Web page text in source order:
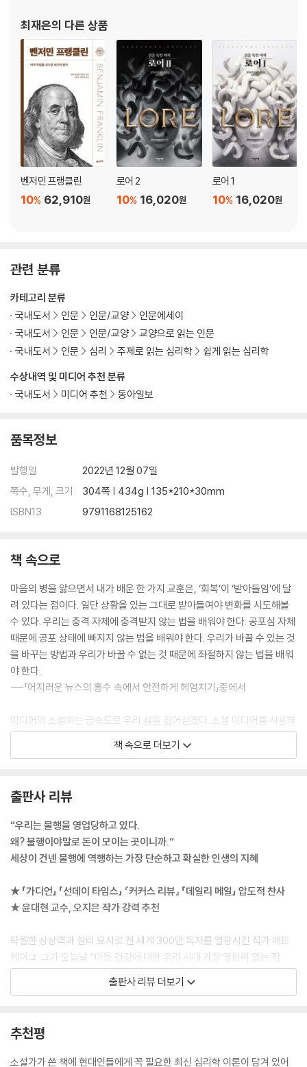
온라인 광기 속에서 제정신을 유지하는 법
끝없는 공포에 접속된 사람들
그럼에도 우리는 인간이어야 한다
SNS 유저들의 SNS에 대한 생각
빛의 포로
인간답게 작동하는 인간이 되기 위하여
주머니 속의 애물단지
잘 고독해진다는 것
5. 지금 우리에게 가장 필요한 진보 · 변화의 시작
어떤 미래를 선택할 것인가
시간을 당신 것으로 만들어라
자연으로 돌아가라
행복을 되찾기 위한 십계명
6. 당신은 이미 완벽히 아름다운 행성이다 · 희망과 자존
당신의 노래를 기억하라
오직 인간으로만 존재하는 하루
우리는 완성된 채로 세상에 나왔다
새로운 삶을 위해 명심해야 할 것
나 자신에게 만족하는 연습
다시, 나의 삶을 살러
최재은의 다른 상품
벤저민 프랭클린
62,910원
10%
로어 2
16,020원
10%
로어 1
16,020원
10%
관련 분류
수상내역 및 미디어 추천 분류
국내도서
미디어 추천 동아일보
카테고리 분류
국내도서
인문 인문/교양
인문에세이
국내도서
인문 인문/교양
교양으로 읽는 인문
국내도서
인문 심리 주제로 읽는 심리학 쉽게 읽는 심리학
품목정보
발행일
2022년 12월 07일
쪽수, 무게, 크기
304쪽 | 434g | 135*210*30mm
ISBN13
9791168125162
책 속으로
마음의 병을 앓으면서 내가 배운 한 가지 교훈은, ‘회복’이 ‘받아들임’에 달
려 있다는 점이다. 일단 상황을 있는 그대로 받아들여야 변화를 시도해볼
수 있다. 우리는 충격 자체에 충격받지 않는 법을 배워야 한다. 공포심 자체
때문에 공포 상태에 빠지지 않는 법을 배워야 한다. 우리가 바꿀 수 있는 것
을 바꾸는 방법과 우리가 바꿀 수 없는 것 때문에 좌절하지 않는 법을 배워
야 한다.
---「어지러운 뉴스의 홍수 속에서 안전하게 헤엄치기」중에서
미디어의 소셜화는 급속도로 우리 삶을 집어삼켰다. 소셜 미디어를 사용하
는 사람에겐 페이스북이나 트위터, 인스타그램에 올리는 콘텐츠들이 자신
을 표현하는 잡지나 마찬가지다. 그게 과연 건강한 활동일까? 소셜 미디어
는 심각한 문제도 많다. 마치 감자가 감자칩 행세를 하듯 우리도 끊임없이
자신을 포장된 상태로 전시해야 한다면, 나를 제외한 모두가 최고로 멋져
보이고 신나게 사는 모습을 끊임없이 보고 있어야 한다면 심리적으로 불편
할 수밖에 없다.
삶을 제대로 만끽하고 싶다면, 우리가 앞으로도 절대 읽거나 시청하지 못
할 것들, 말이나 행동으로 할 수 없는 것들은 이제 그만 생각하자. 지금부터
는 어떻게 하면 우리의 한계 안에서 이 세상을 경험하고 즐길 수 있을지에
대한 고민을 시작해야 한다. 어떻게 하면 인간다운 차원에서 살 수 있을지,
어떻게 하면 내가 할 수 없는 수백만 가지 대신할 수 있는 소수의 일에 힘을
쏟고, 세상에 내가 한 명 더 있으면 좋겠다는 바람을 품지 않고, 좀 더 소소
한 과제를 탐색하고, 위풍당당한 독립적 존재가 될 수 있을지, 세상에 하나
---「지금 세상은 공황 발작 중」중에서
책 속으로 더보기
출판사 리뷰
“우리는 불행을 영업당하고 있다.
왜? 불행이야말로 돈이 모이는 곳이니까.”
세상이 건넨 불행에 역행하는 가장 단순하고 확실한 인생의 지혜
★ 「가디언」 「선데이 타임스」 『커커스 리뷰』 「데일리 메일」 압도적 찬사
★ 윤대현 교수, 오지은 작가 강력 추천
탁월한 상상력과 심리 묘사로 전 세계 300만 독자를 열광시킨 작가 매트
헤이그. 그가 오늘날 “마음 건강에 대한 우리 시대 가장 영향력 있는 작
가”로 꼽힌 배경엔 뜻밖의 어두운 과거가 숨어 있다. 20대 초반 절벽 끝에
서서 스스로 생을 마감하려 했던 그는 청춘의 거의 모든 시간을 극심한 우
“희망이 없었다. 출구도 없었다. 삶은 남들한테나 어울리는 것이었다.”
출판사 리뷰 더보기
추천평
소설가가 쓴 책에 현대인들에게 꼭 필요한 최신 심리학 이론이 담겨 있어